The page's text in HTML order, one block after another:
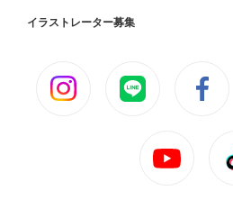
イラストレーター募集